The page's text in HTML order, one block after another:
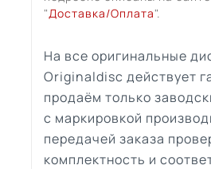
"Доставка/Оплата".
На все оригинальные
Originaldisc действует
продаём только
с маркировкой
передачей заказа
комплектность и